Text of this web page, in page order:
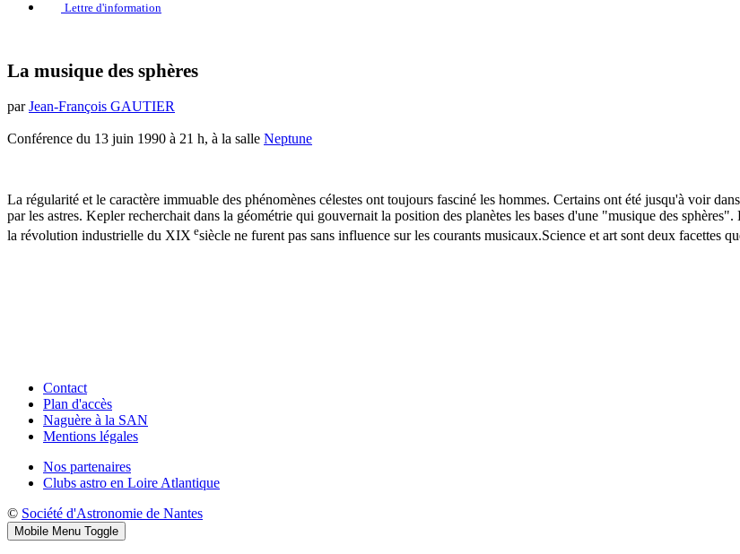
Lettre d'information
La musique des sphères
parJean-François GAUTIER
Conférence du 13 juin 1990 à 21 h, à la salle Neptune
La régularité et le caractère immuable des phénomènes célestes ont toujours fasciné les hommes. Certains ont été jusqu'à voir
par les astres. Kepler recherchait dans la géométrie qui gouvernait la position des planètes les bases d'une "musique des
la révolution industrielle du XIX esiècle ne furent pas sans influence sur les courants musicaux.Science et art sont deux facettes
Contact
Plan d'accès
Naguère à la SAN
Mentions légales
Nos partenaires
Clubs astro en Loire Atlantique
© Société d'Astronomie de Nantes
Mobile Menu Toggle